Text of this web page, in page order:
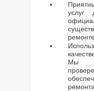
Мы
ремонта.